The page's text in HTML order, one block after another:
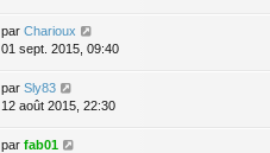
par Charioux
01 sept. 2015, 09:40
par Sly83
12 août 2015, 22:30
par fab01